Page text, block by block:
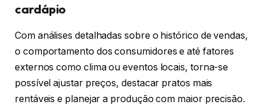
cardápio
Com análises detalhadas sobre o histórico de vendas,
o comportamento dos consumidores e até fatores
externos como clima ou eventos locais, torna-se
possível ajustar preços, destacar pratos mais
rentáveis e planejar a produção com maior precisão.